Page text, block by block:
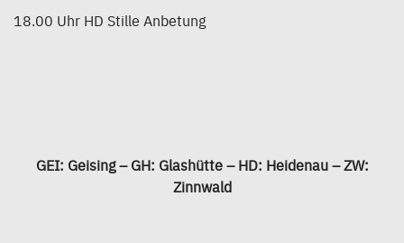
18.00 Uhr HD Stille Anbetung
GEI: Geising – GH: Glashütte – HD: Heidenau – ZW:
Zinnwald